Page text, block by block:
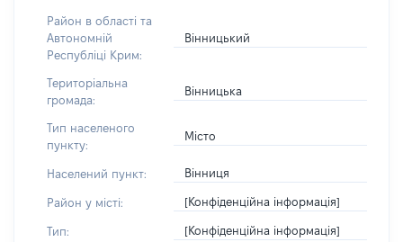
Район в області та
Автономній
Республіці Крим:
Вінницький
Територіальна
громада:
Вінницька
Тип населеного
пункту:
Місто
Населений пункт: Вінниця
Район у місті: [Конфіденційна інформація]
Тип: [Конфіденційна інформація]